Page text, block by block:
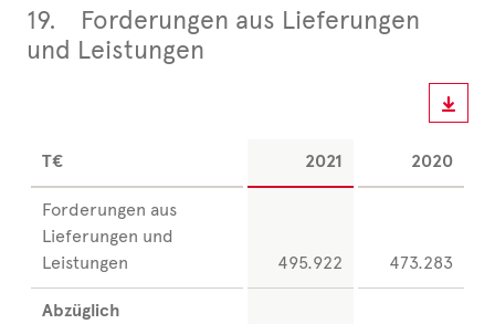
19. Forderungen aus Lieferungen
und Leistungen
T€ 2021 2020
Forderungen aus
Lieferungen und
Leistungen
495.922 473.283
Abzüglich